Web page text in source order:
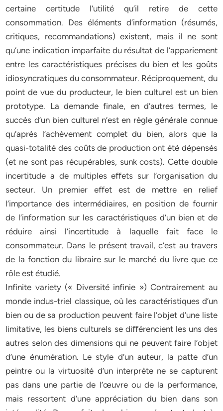
certaine certitude l’utilité qu’il retire de cette
consommation. Des éléments d’information (résumés,
critiques, recommandations) existent, mais il ne sont
qu’une indication imparfaite du résultat de l’appariement
entre les caractéristiques précises du bien et les goûts
idiosyncratiques du consommateur. Réciproquement, du
point de vue du producteur, le bien culturel est un bien
prototype. La demande finale, en d’autres termes, le
succès d’un bien culturel n’est en règle générale connue
qu’après l’achèvement complet du bien, alors que la
quasi-totalité des coûts de production ont été dépensés
(et ne sont pas récupérables, sunk costs). Cette double
incertitude a de multiples eﬀets sur l’organisation du
secteur. Un premier eﬀet est de mettre en relief
l’importance des intermédiaires, en position de fournir
de l’information sur les caractéristiques d’un bien et de
réduire ainsi l’incertitude à laquelle fait face le
consommateur. Dans le présent travail, c’est au travers
de la fonction du libraire sur le marché du livre que ce
rôle est étudié.
Infinite variety (« Diversité infinie ») Contrairement au
monde indus-triel classique, où les caractéristiques d’un
bien ou de sa production peuvent faire l’objet d’une liste
limitative, les biens culturels se diﬀérencient les uns des
autres selon des dimensions qui ne peuvent faire l’objet
d’une énumération. Le style d’un auteur, la patte d’un
peintre ou la virtuosité d’un interprète ne se capturent
pas dans une partie de l’œuvre ou de la performance,
mais ressortent d’une appréciation du bien dans son